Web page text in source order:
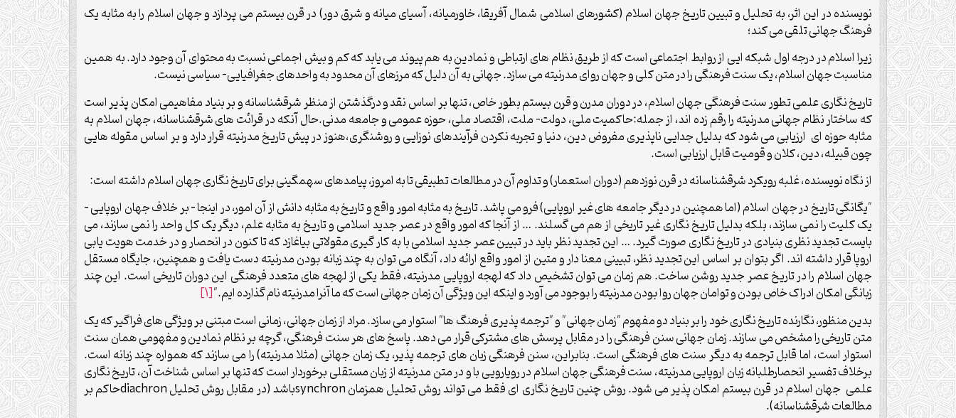
نویسنده در این اثر، به تحلیل و تبیین تاریخ جهان اسلام (کشورهای اسلامی شمال آفریقا، خاورمیانه، آسیای میانه و شرق دور) در قرن بیستم می پردازد و جهان اسلام را به مثابه یک
فرهنگ جهانی تلقی می کند؛
زیرا اسلام در درجه اول شبکه ایی از روابط اجتماعی است که از طریق نظام های ارتباطی و نمادین به هم پیوند می یابد که کم و بیش اجماعی نسبت به محتوای آن وجود دارد. به همین
مناسبت جهان اسلام، یک سنت فرهنگی را در متن کلی و جهان روای مدرنیته می سازد. جهانی به آن دلیل که مرزهای آن محدود به واحدهای جغرافیایی- سیاسی نیست.
تاریخ نگاری علمی تطور سنت فرهنگی جهان اسلام، در دوران مدرن و قرن بیستم بطور خاص، تنها بر اساس نقد و درگذشتن از منظر شرقشناسانه و بر بنیاد مفاهیمی امکان پذیر است
که ساختار نظام جهانی مدرنیته را رقم زده اند، از جمله:حاکمیت ملی، دولت- ملت، اقتصاد ملی، حوزه عمومی و جامعه مدنی.حال آنکه در قرائت های شرقشناسانه، جهان اسلام به
مثابه حوزه ای ارزیابی می شود که بدلیل جدایی ناپذیری مفروض دین، دنیا و تجربه نکردن فرآیندهای نوزایی و روشنگری،هنوز در پیش تاریخ مدرنیته قرار دارد و بر اساس مقوله هایی
چون قبیله، دین، کلان و قومیت قابل ارزیابی است.
از نگاه نویسنده، غلبه رویکرد شرقشناسانه در قرن نوزدهم (دوران استعمار) و تداوم آن در مطالعات تطبیقی تا به امروز، پیامدهای سهمگینی برای تاریخ نگاری جهان اسلام داشته است:
"یگانگی تاریخ در جهان اسلام (اما همچنین در دیگر جامعه های غیر اروپایی) فرو می پاشد. تاریخ به مثابه امور واقع و تاریخ به مثابه دانش از آن امور، در اینجا – بر خلاف جهان اروپایی –
یک کلیت را نمی سازند، بلکه بدلیل تاریخ نگاری غیر تاریخی از هم می گسلند. … از آنجا که امور واقع در عصر جدید اسلامی و تاریخ به مثابه علم، دیگر یک کل واحد را نمی سازند، می
بایست تجدید نظری بنیادی در تاریخ نگاری صورت گیرد. … این تجدید نظر باید در تبیین عصر جدید اسلامی با به کار گیری مقولاتی بیاغازد که تا کنون در انحصار و در خدمت هویت یابی
اروپا قرار داشته اند. اگر بتوان بر اساس این تجدید نظر، تبیینی معنا دار و متین از امور واقع ارائه داد، آنگاه می توان به چند زبانه بودن مدرنیته دست یافت و همچنین، جایگاه مستقل
جهان اسلام را در تاریخ عصر جدید روشن ساخت. هم زمان می توان تشخیص داد که لهجه اروپایی مدرنیته، فقط یکی از لهجه های متعدد فرهنگی این دوران تاریخی است. این چند
زبانگی امکان ادراک خاص بودن و توامان جهان روا بودن مدرنیته را بوجود می آورد و اینکه این ویژگی آن زمان جهانی است که ما آنرا مدرنیته نام گذارده ایم."[1]
بدین منظور، نگارنده تاریخ نگاری خود را بر بنیاد دو مفهوم "زمان جهانی" و "ترجمه پذیری فرهنگ ها" استوار می سازد. مراد از زمان جهانی، زمانی است مبتنی بر ویژگی های فراگیر که یک
متن تاریخی را مشخص می سازند. زمان جهانی سنن فرهنگی را در مقابل پرسش های مشترکی قرار می دهد. پاسخ های هر سنت فرهنگی، گرچه بر نظام نمادین و مفهومی همان سنت
استوار است، اما قابل ترجمه به دیگر سنت های فرهنگی است. بنابراین، سنن فرهنگی زبان های ترجمه پذیر، یک زمان جهانی (مثلا مدرنیته) را می سازند که همواره چند زبانه است.
برخلاف تفسیر انحصارطلبانه زبان اروپایی مدرنیته، سنت فرهنگی جهان اسلام در رویارویی با و در متن مدرنیته از زبان مستقلی برخوردار است که تنها بر اساس شناخت آن، تاریخ نگاری
علمی جهان اسلام در قرن بیستم امکان پذیر می شود. روش چنین تاریخ نگاری ای فقط می تواند روش تحلیل همزمانsynchronباشد (در مقابل روش تحلیلdiachronحاکم بر
مطالعات شرقشناسانه).